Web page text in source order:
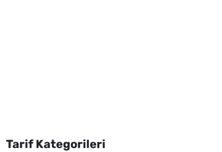
Tarif Kategorileri